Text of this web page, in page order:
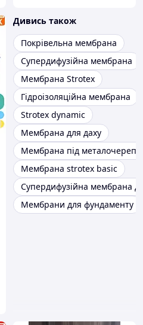
Дивись також
Покрівельна мембрана
Супердифузійна мембрана
Мембрана Strotex
Гідроізоляційна мембрана
Strotex dynamic
Мембрана для даху
Мембрана під
Мембрана strotex basic
Супердифузійна мембрана
Мембрани для фундаменту